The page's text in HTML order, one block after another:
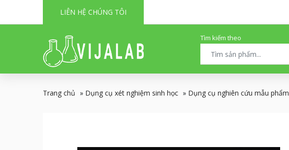
LIÊN HỆ CHÚNG TÔI
Tìm kiếm theo
Trang chủ » Dụng cụ xét nghiệm sinh học » Dụng cụ nghiên cứu mẫu phẩm